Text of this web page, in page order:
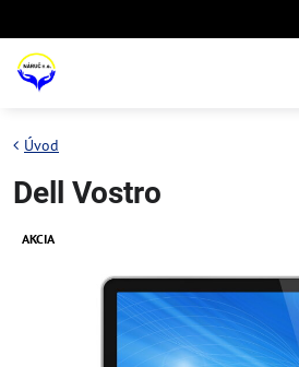
AKCIA
Úvod
Dell Vostro